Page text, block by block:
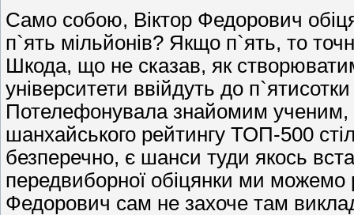
Само собою, Віктор Федорович
п`ять мільйонів? Якщо п`ять, то
Шкода, що не сказав, як
університети ввійдуть до
Потелефонувала знайомим ученим,
шанхайського рейтингу ТОП-500
безперечно, є шанси туди якось
передвиборної обіцянки ми можемо
Федорович сам не захоче там